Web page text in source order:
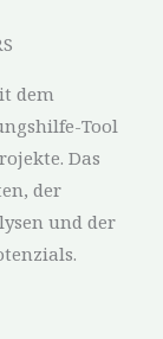
dem
Tool
Das
der
und der